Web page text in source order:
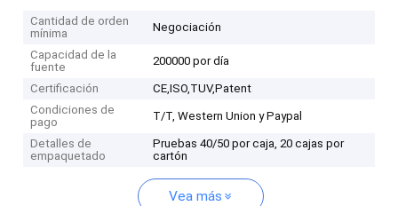
Cantidad de orden
mínima
Negociación
Capacidad de la
fuente
200000 por día
Certificación
CE,ISO,TUV,Patent
Condiciones de
pago
T/T, Western Union y Paypal
Detalles de
empaquetado
Pruebas 40/50 por caja, 20 cajas por
cartón
Vea más